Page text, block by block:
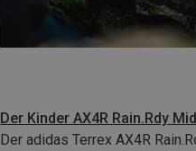
Der Kinder AX4R Rain.Rdy
Der adidas Terrex AX4R